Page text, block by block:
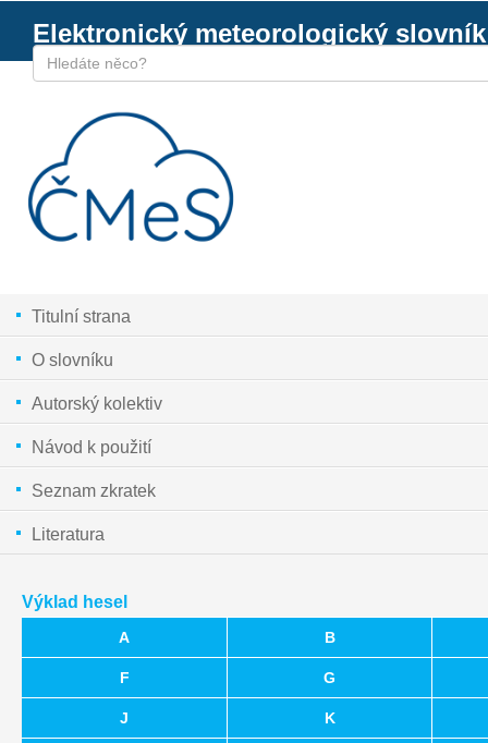
Elektronický meteorologický slovník
Titulní strana
O slovníku
Autorský kolektiv
Návod k použití
Seznam zkratek
Literatura
Výklad hesel
A B
F G
J K